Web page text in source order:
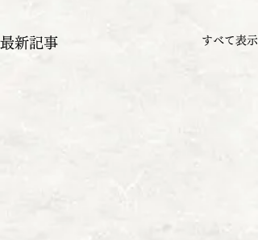
最新記事 すべて表示